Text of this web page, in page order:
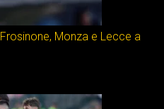
Monza e Lecce a